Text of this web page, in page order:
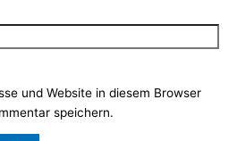
und Website in diesem Browser
speichern.